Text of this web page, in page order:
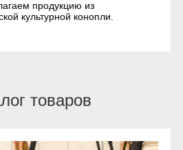
продукцию из
культурной конопли.
товаров